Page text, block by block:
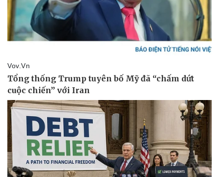
Vụ án
Tin nóng
Tư vấn luật
Vũ khí
Việt Nam
Phân tích